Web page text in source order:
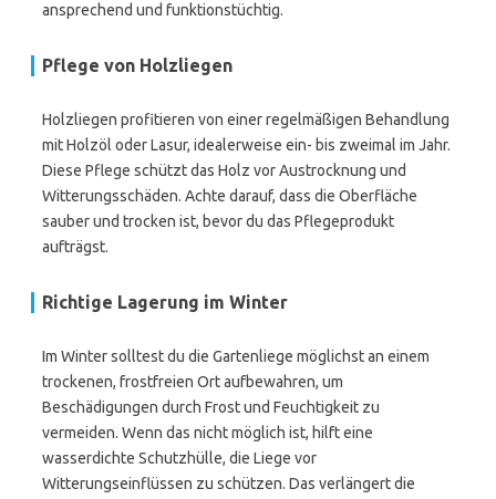
ansprechend und funktionstüchtig.
Pflege von Holzliegen
Holzliegen profitieren von einer regelmäßigen Behandlung
mit Holzöl oder Lasur, idealerweise ein- bis zweimal im Jahr.
Diese Pflege schützt das Holz vor Austrocknung und
Witterungsschäden. Achte darauf, dass die Oberfläche
sauber und trocken ist, bevor du das Pflegeprodukt
aufträgst.
Richtige Lagerung im Winter
Im Winter solltest du die Gartenliege möglichst an einem
trockenen, frostfreien Ort aufbewahren, um
Beschädigungen durch Frost und Feuchtigkeit zu
vermeiden. Wenn das nicht möglich ist, hilft eine
wasserdichte Schutzhülle, die Liege vor
Witterungseinflüssen zu schützen. Das verlängert die